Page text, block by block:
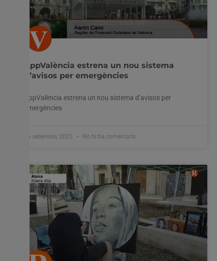
AppValència estrena un nou sistema
d’avisos per emergències
AppValència estrena un nou sistema d’avisos per
emergències
26 setembre, 2022 No hi ha comentaris